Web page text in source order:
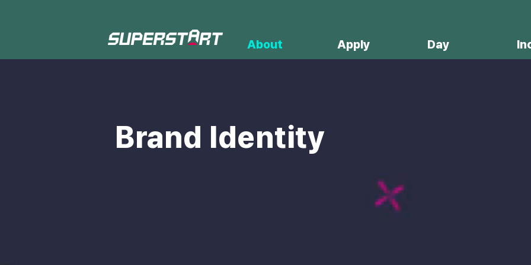
About Apply Day
Brand Identity
Starter's